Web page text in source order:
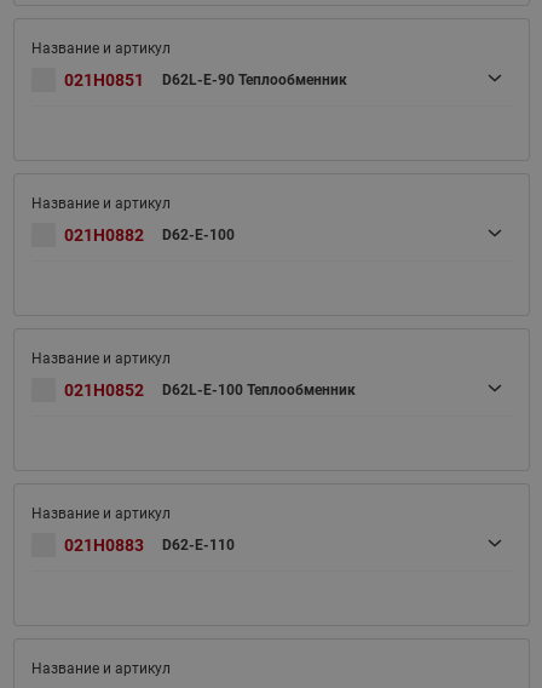
021H0851 D62L-E-90 Теплообменник
021H0882 D62-E-100
021H0852 D62L-E-100 Теплообменник
021H0883 D62-E-110